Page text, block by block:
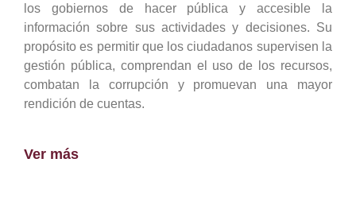
los gobiernos de hacer pública y accesible la
información sobre sus actividades y decisiones. Su
propósito es permitir que los ciudadanos supervisen la
gestión pública, comprendan el uso de los recursos,
combatan la corrupción y promuevan una mayor
rendición de cuentas.
Ver más